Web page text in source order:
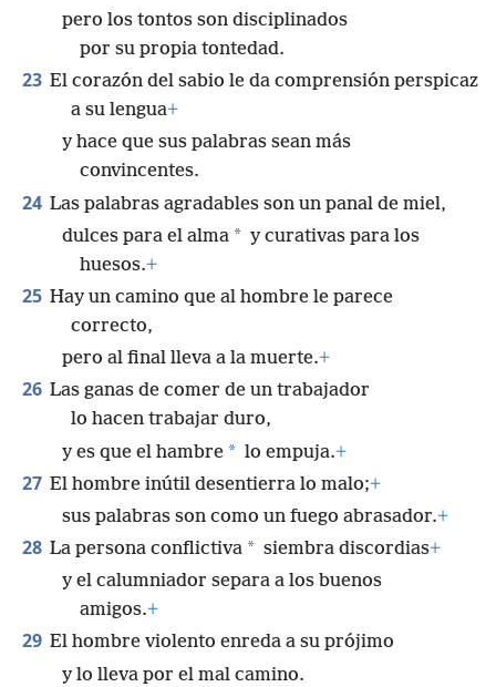
pero los tontos son disciplinados
por su propia tontedad.
23 El corazón del sabio le da comprensión perspicaz
a su lengua+
y hace que sus palabras sean más
convincentes.
24 Las palabras agradables son un panal de miel,
dulces para el alma * y curativas para los
huesos.+
25 Hay un camino que al hombre le parece
correcto,
pero al final lleva a la muerte.+
26 Las ganas de comer de un trabajador
lo hacen trabajar duro,
y es que el hambre * lo empuja.+
27 El hombre inútil desentierra lo malo;+
sus palabras son como un fuego abrasador.+
28 La persona conflictiva * siembra discordias+
y el calumniador separa a los buenos
amigos.+
29 El hombre violento enreda a su prójimo
y lo lleva por el mal camino.